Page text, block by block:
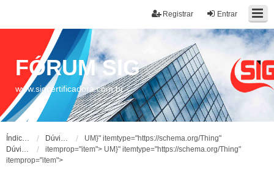
Entrar
Registrar
FÓRUM SIG
www.sigcertificadora.com.br
Índice do fórum Dúvidas Frequentes
UM}" itemtype="https://schema.org/Thing"
itemprop="item">
Dúvidas Frequentes
UM}" itemtype="https://schema.org/Thing"
itemprop="item">